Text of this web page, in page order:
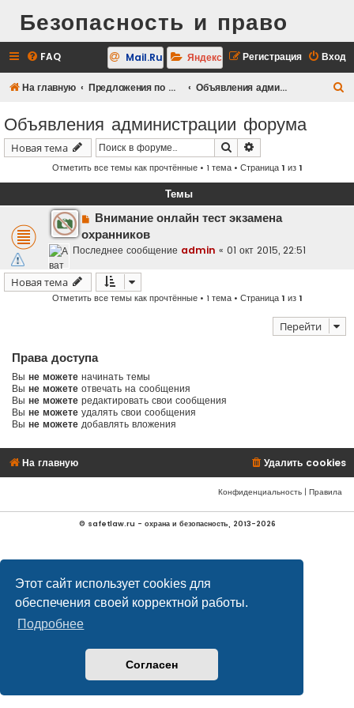
Этот сайт использует cookies для
обеспечения своей корректной работы.
Подробнее
Согласен
Безопасность и право
FAQ Вход
Регистрация
Mail.Ru Яндекс
На главную Предложения по форуму, новости. Объявления администрации форума
Объявления администрации форума
Новая тема Поиск
Отметить все темы как прочтённые• 1 тема • Страница1 из1
Темы
Внимание онлайн тест экзамена
охранников
Последнее сообщение admin « 01 окт 2015, 22:51
Новая тема
Отметить все темы как прочтённые• 1 тема • Страница1 из1
Перейти
Права доступа
Вы не можете начинать темы
Вы не можете отвечать на сообщения
Вы не можете редактировать свои сообщения
Вы не можете удалять свои сообщения
Вы не можете добавлять вложения
На главную Удалить cookies
Конфиденциальность | Правила
© safetlaw.ru - охрана и безопасность, 2013-2026